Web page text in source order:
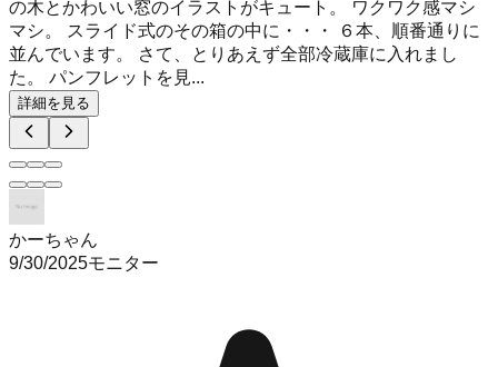
の木とかわいい窓のイラストがキュート。 ワクワク感マシ
マシ。 スライド式のその箱の中に・・・ ６本、順番通りに
並んでいます。 さて、とりあえず全部冷蔵庫に入れまし
た。 パンフレットを見...
詳細を見る
かーちゃん
9/30/2025モニター